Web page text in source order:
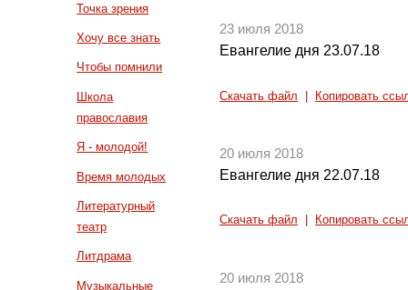
Точка зрения
Хочу все знать
Чтобы помнили
Школа
православия
Я - молодой!
Время молодых
Литературный
театр
Литдрама
Музыкальные
23 июля 2018
Евангелие дня 23.07.18
Скачать файл Копировать
20 июля 2018
Евангелие дня 22.07.18
Скачать файл Копировать
20 июля 2018